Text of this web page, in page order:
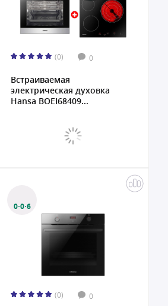
(0) 0
Встраиваемая
электрическая духовка
Hansa BOEI68409...
0·0·6
(0) 0